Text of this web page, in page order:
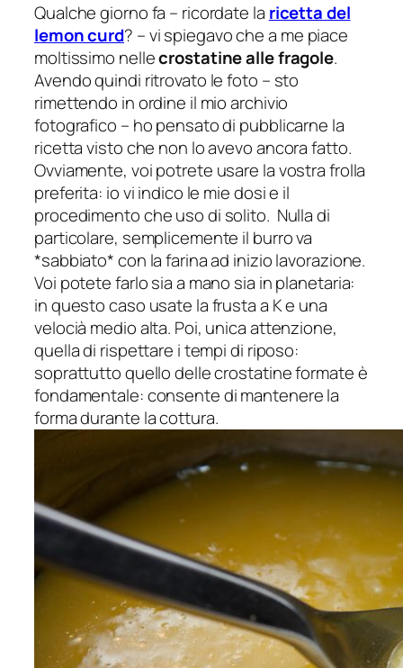
Qualche giorno fa – ricordate la ricetta del
lemon curd? – vi spiegavo che a me piace
moltissimo nellecrostatine alle fragole.
Avendo quindi ritrovato le foto – sto
rimettendo in ordine il mio archivio
fotografico – ho pensato di pubblicarne la
ricetta visto che non lo avevo ancora fatto.
Ovviamente, voi potrete usare la vostra frolla
preferita: io vi indico le mie dosi e il
procedimento che uso di solito. Nulla di
particolare, semplicemente il burro va
*sabbiato* con la farina ad inizio lavorazione.
Voi potete farlo sia a mano sia in planetaria:
in questo caso usate la frusta a K e una
velocià medio alta. Poi, unica attenzione,
quella di rispettare i tempi di riposo:
soprattutto quello delle crostatine formate è
fondamentale: consente di mantenere la
forma durante la cottura.